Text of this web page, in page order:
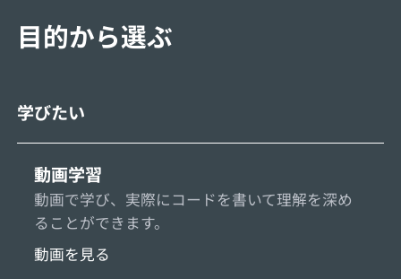
目的から選ぶ
学びたい
動画学習
動画で学び、実際にコードを書いて理解を深め
ることができます。
動画を見る